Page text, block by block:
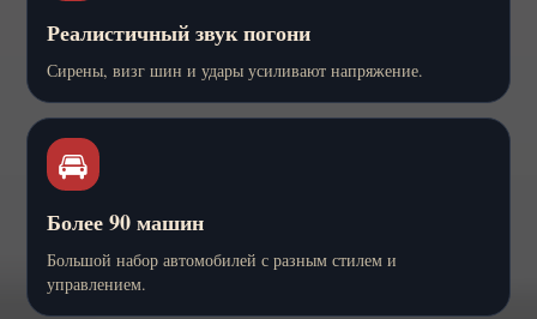
Реалистичный звук погони
Сирены, визг шин и удары усиливают напряжение.
🚘
Более 90 машин
Большой набор автомобилей с разным стилем и
управлением.